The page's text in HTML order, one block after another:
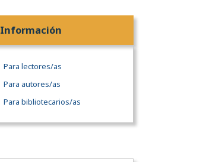
Información
Para lectores/as
Para autores/as
Para bibliotecarios/as